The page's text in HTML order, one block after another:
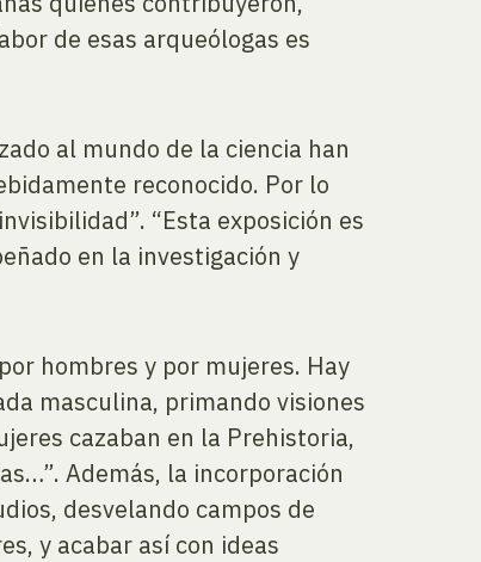
de esas arqueólogas es
al mundo de la ciencia han
reconocido. Por lo
“Esta exposición es
en la investigación y
hombres y por mujeres. Hay
masculina, primando visiones
cazaban en la Prehistoria,
Además, la incorporación
desvelando campos de
y acabar así con ideas